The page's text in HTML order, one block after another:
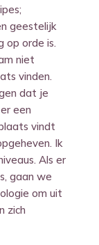
geestelijk
op orde is.
niet
vinden.
dat je
een
vindt
Ik
Als er
gaan we
om uit
zich